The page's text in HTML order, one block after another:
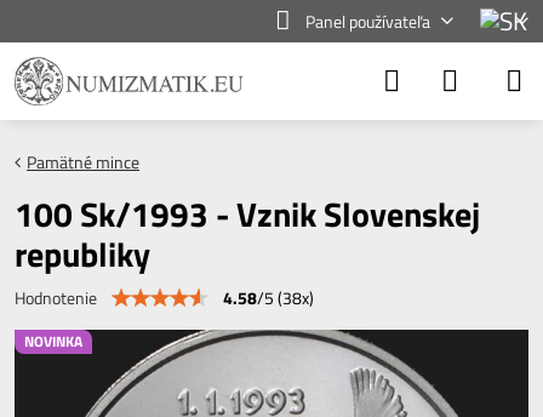
Panel používateľa
NOVINKA
Pamätné mince
100 Sk/1993 - Vznik Slovenskej
republiky
Hodnotenie 4.58/5(38x)